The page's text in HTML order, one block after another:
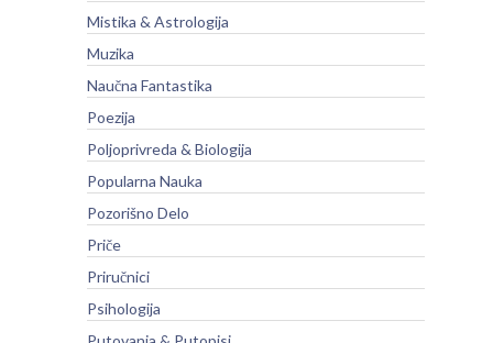
Mistika & Astrologija
Muzika
Naučna Fantastika
Poezija
Poljoprivreda & Biologija
Popularna Nauka
Pozorišno Delo
Priče
Priručnici
Psihologija